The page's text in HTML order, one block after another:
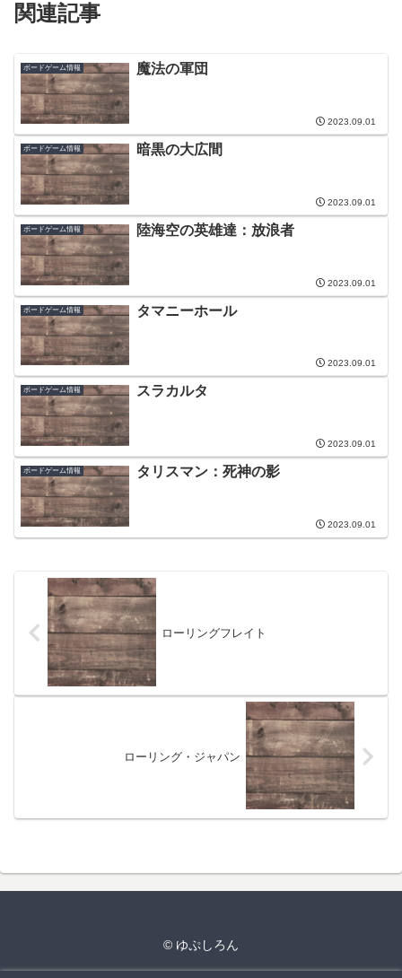
関連記事
ボードゲーム情報 魔法の軍団
2023.09.01
ボードゲーム情報 暗黒の大広間
2023.09.01
ボードゲーム情報 陸海空の英雄達：放浪者
2023.09.01
ボードゲーム情報 タマニーホール
2023.09.01
ボードゲーム情報 スラカルタ
2023.09.01
ボードゲーム情報 タリスマン：死神の影
2023.09.01
ローリングフレイト
ローリング・ジャパン
© ゆぷしろん